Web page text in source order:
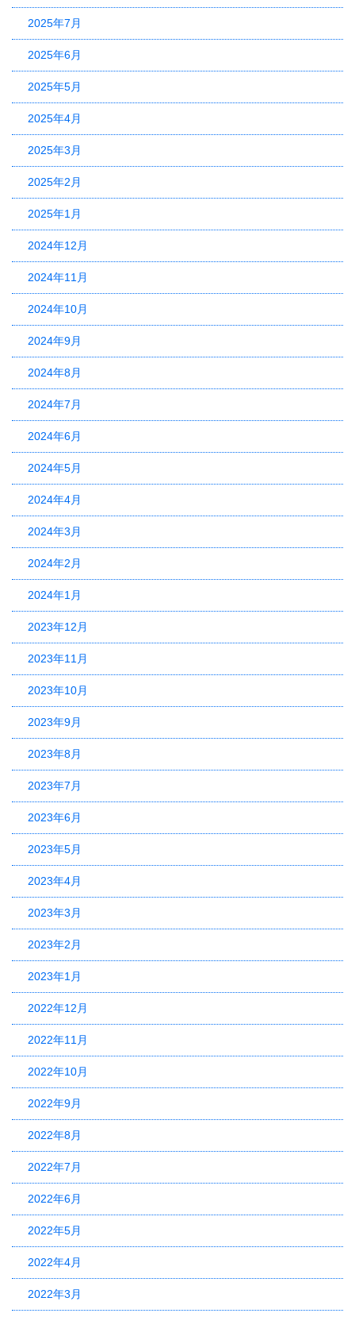
2025年7月
2025年6月
2025年5月
2025年4月
2025年3月
2025年2月
2025年1月
2024年12月
2024年11月
2024年10月
2024年9月
2024年8月
2024年7月
2024年6月
2024年5月
2024年4月
2024年3月
2024年2月
2024年1月
2023年12月
2023年11月
2023年10月
2023年9月
2023年8月
2023年7月
2023年6月
2023年5月
2023年4月
2023年3月
2023年2月
2023年1月
2022年12月
2022年11月
2022年10月
2022年9月
2022年8月
2022年7月
2022年6月
2022年5月
2022年4月
2022年3月